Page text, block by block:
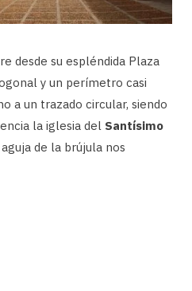
desde su espléndida Plaza
y un perímetro casi
a un trazado circular, siendo
la iglesia del Santísimo
de la brújula nos